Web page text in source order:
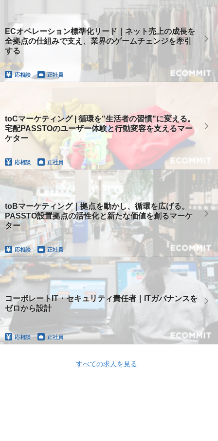
ECオペレーション標準化リード｜ネット売上の成長を
全拠点の仕組みで支え、業界のゲームチェンジを牽引
する
応相談 正社員
toCマーケティング | 循環を"生活者の習慣"に変える。
宅配PASSTOのユーザー体験と行動変容を支えるマー
ケター
応相談 正社員
toBマーケティング｜拠点を動かし、循環を広げる。
PASSTO設置拠点の活性化と新たな価値を創るマーケ
ター
応相談 正社員
コーポレートIT・セキュリティ責任者｜ITガバナンスを
ゼロから設計
応相談 正社員
すべての求人を見る